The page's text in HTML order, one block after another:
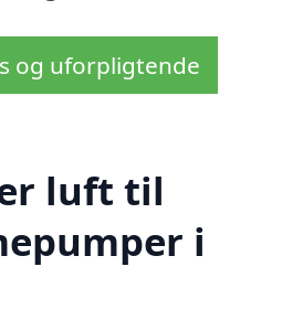
og uforpligtende
luft til
i